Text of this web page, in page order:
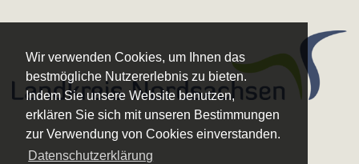
Wir verwenden Cookies, um Ihnen das
bestmögliche Nutzererlebnis zu bieten.
Indem Sie unsere Website benutzen,
erklären Sie sich mit unseren Bestimmungen
zur Verwendung von Cookies einverstanden.
Datenschutzerklärung